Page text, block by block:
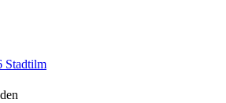
Stadtilm